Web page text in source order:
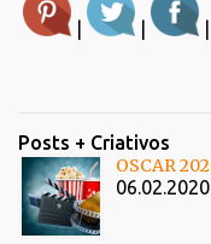
| | |
Posts + Criativos
OSCAR